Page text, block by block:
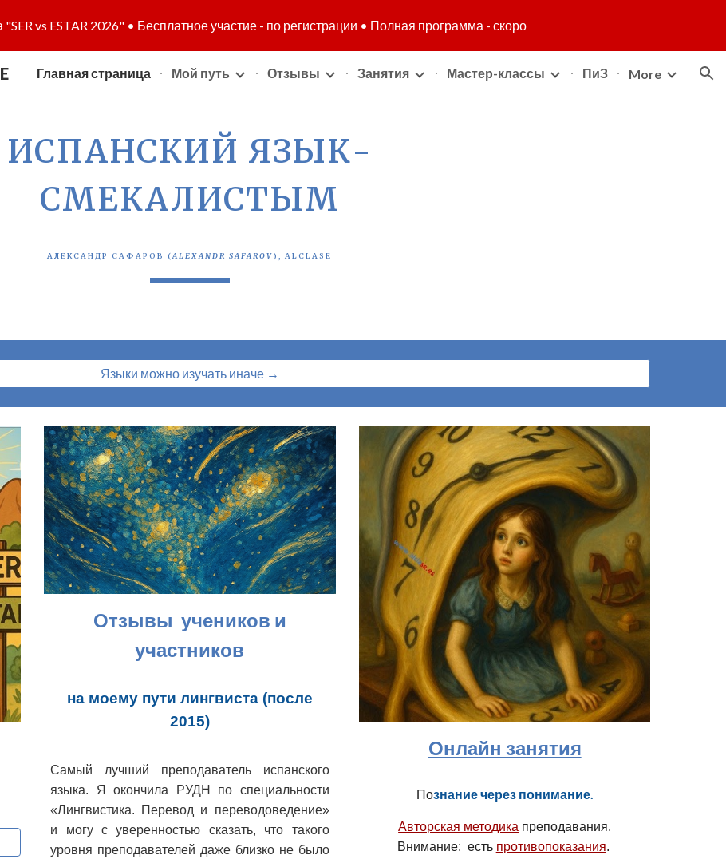
to main content Skip to navigation
vs ESTAR 2026" • Бесплатное участие - по регистрации • Полная программа - скоро
Главная страница Мой путь Отзывы Занятия Мастер-классы ПиЗ More
ИСПАНСКИЙ ЯЗЫК-
СМЕКАЛИСТЫМ
АЛЕКСАНДР САФАРОВ (ALEXANDR SAFAROV), ALCLASE
Языки можно изучать иначе →
Отзывы учеников и
участников
на моему пути лингвиста (после
2015)
Самый лучший преподаватель испанского
языка. Я окончила РУДН по специальности
«Лингвистика. Перевод и переводоведение»
и могу с уверенностью сказать, что такого
уровня преподавателей даже близко не было
Онлайн занятия
Познание через понимание.
Авторская методика преподавания.
Внимание: есть противопоказания.